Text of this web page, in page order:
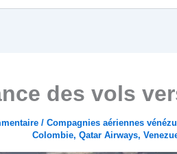
des vols
/ Compagnies aériennes
Colombie, Qatar Airways,